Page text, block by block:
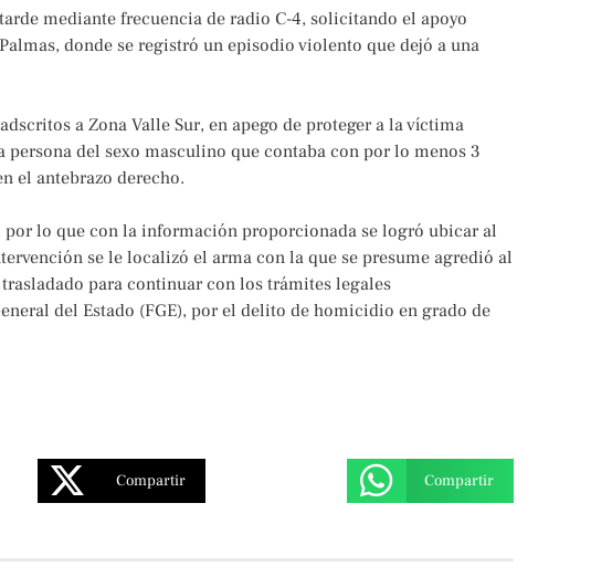
mediante frecuencia de radio C-4, solicitando el apoyo
donde se registró un episodio violento que dejó a una
a Zona Valle Sur, en apego de proteger a la víctima
del sexo masculino que contaba con por lo menos 3
el antebrazo derecho.
lo que con la información proporcionada se logró ubicar al
se le localizó el arma con la que se presume agredió al
para continuar con los trámites legales
del Estado (FGE), por el delito de homicidio en grado de
Compartir Compartir